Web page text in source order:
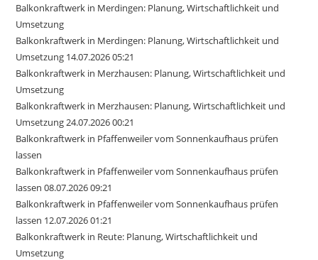
Balkonkraftwerk in Merdingen: Planung, Wirtschaftlichkeit und
Umsetzung
Balkonkraftwerk in Merdingen: Planung, Wirtschaftlichkeit und
Umsetzung 14.07.2026 05:21
Balkonkraftwerk in Merzhausen: Planung, Wirtschaftlichkeit und
Umsetzung
Balkonkraftwerk in Merzhausen: Planung, Wirtschaftlichkeit und
Umsetzung 24.07.2026 00:21
Balkonkraftwerk in Pfaffenweiler vom Sonnenkaufhaus prüfen
lassen
Balkonkraftwerk in Pfaffenweiler vom Sonnenkaufhaus prüfen
lassen 08.07.2026 09:21
Balkonkraftwerk in Pfaffenweiler vom Sonnenkaufhaus prüfen
lassen 12.07.2026 01:21
Balkonkraftwerk in Reute: Planung, Wirtschaftlichkeit und
Umsetzung